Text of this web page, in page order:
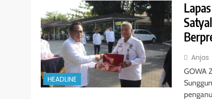
HEADLINE
Anjas
GOWA